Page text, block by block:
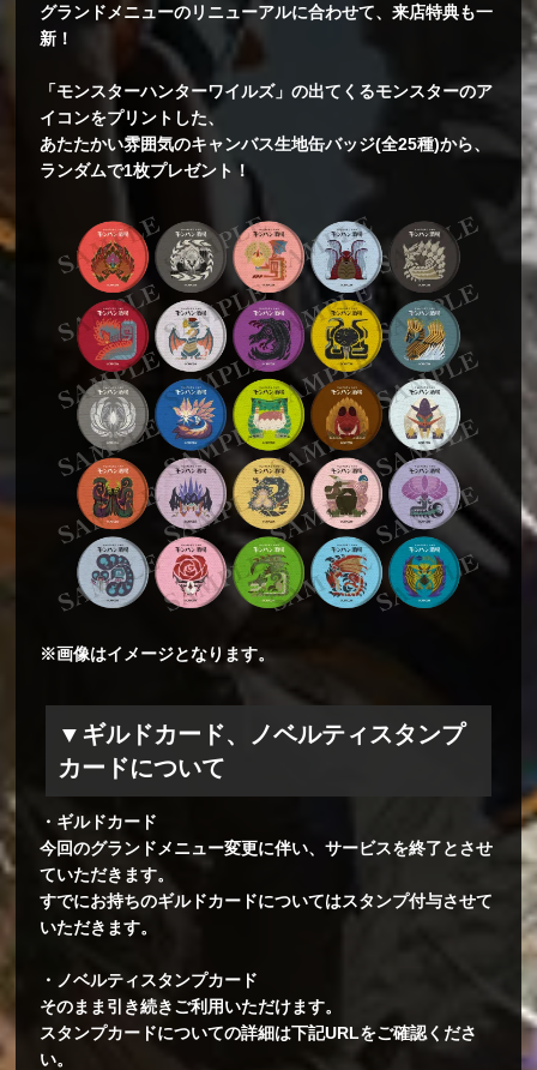
グランドメニューのリニューアルに合わせて、来店特典も一
新！
「モンスターハンターワイルズ」の出てくるモンスターのア
イコンをプリントした、
あたたかい雰囲気のキャンバス生地缶バッジ(全25種)から、
ランダムで1枚プレゼント！
※画像はイメージとなります。
▼ギルドカード、ノベルティスタンプ
カードについて
・ギルドカード
今回のグランドメニュー変更に伴い、サービスを終了とさせ
ていただきます。
すでにお持ちのギルドカードについてはスタンプ付与させて
いただきます。
・ノベルティスタンプカード
そのまま引き続きご利用いただけます。
スタンプカードについての詳細は下記URLをご確認くださ
い。